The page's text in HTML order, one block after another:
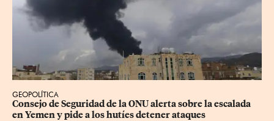
GEOPOLÍTICA
Consejo de Seguridad de la ONU alerta sobre la escalada
en Yemen y pide a los hutíes detener ataques